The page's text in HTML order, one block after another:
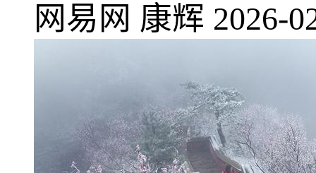
网易网 康辉 2026-